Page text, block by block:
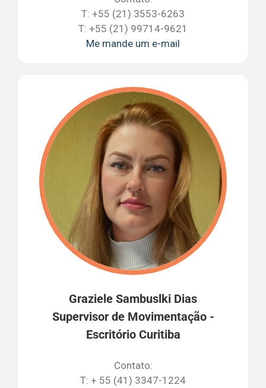
T: +55 (21) 3553-6263
T: +55 (21) 99714-9621
Me mande um e-mail
Graziele Sambuslki Dias
Supervisor de Movimentação -
Escritório Curitiba
Contato:
T: + 55 (41) 3347-1224